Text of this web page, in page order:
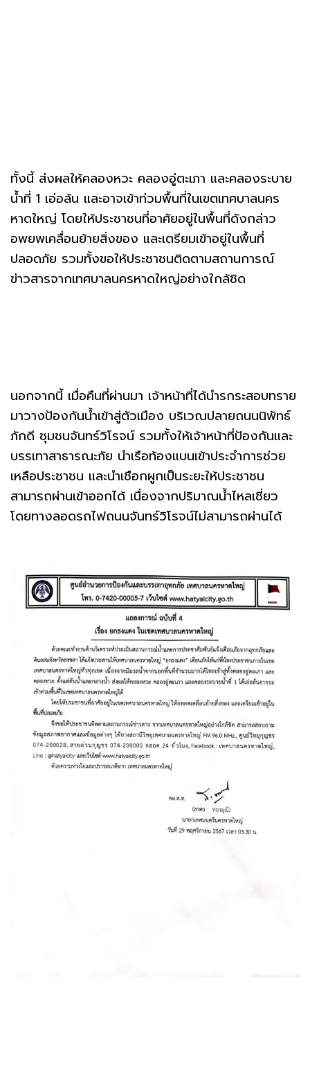
ทั้งนี้ ส่งผลให้คลองหวะ คลองอู่ตะเภา และคลองระบาย
น้ำที่ 1 เอ่อล้น และอาจเข้าท่วมพื้นที่ในเขตเทศบาลนคร
หาดใหญ่ โดยให้ประชาชนที่อาศัยอยู่ในพื้นที่ดังกล่าว
อพยพเคลื่อนย้ายสิ่งของ และเตรียมเข้าอยู่ในพื้นที่
ปลอดภัย รวมทั้งขอให้ประชาชนติดตามสถานการณ์
ข่าวสารจากเทศบาลนครหาดใหญ่อย่างใกล้ชิด
นอกจากนี้ เมื่อคืนที่ผ่านมา เจ้าหน้าที่ได้นำรกระสอบทราย
มาวางป้องกันน้ำเข้าสู่ตัวเมือง บริเวณปลายถนนนิพัทธ์
ภักดี ชุมชนจันทร์วิโรจน์ รวมทั้งให้เจ้าหน้าที่ป้องกันและ
บรรเทาสาธารณะภัย นำเรือท้องแบนเข้าประจำการช่วย
เหลือประชาชน และนำเชือกผูกเป็นระยะให้ประชาชน
สามารถผ่านเข้าออกได้ เนื่องจากปริมาณน้ำไหลเชี่ยว
โดยทางลอดรถไฟถนนจันทร์วิโรจน์ไม่สามารถผ่านได้